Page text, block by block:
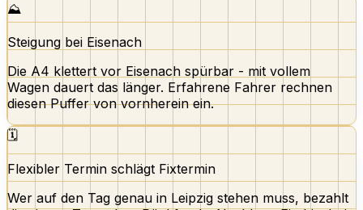
⛰️
Steigung bei Eisenach
Die A4 klettert vor Eisenach spürbar - mit vollem
Wagen dauert das länger. Erfahrene Fahrer rechnen
diesen Puffer von vornherein ein.
🗓️
Flexibler Termin schlägt Fixtermin
Wer auf den Tag genau in Leipzig stehen muss, bezahlt